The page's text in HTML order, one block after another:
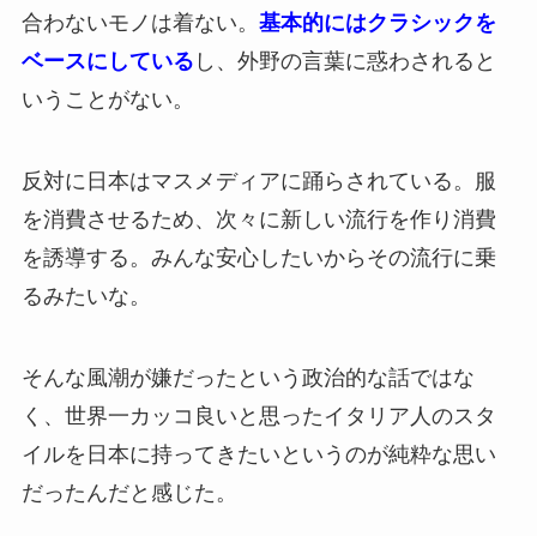
合わないモノは着ない。 基本的にはクラシックを
ベースにしている し、外野の言葉に惑わされると
いうことがない。
反対に日本はマスメディアに踊らされている。服
を消費させるため、次々に新しい流行を作り消費
を誘導する。みんな安心したいからその流行に乗
るみたいな。
そんな風潮が嫌だったという政治的な話ではな
く、世界一カッコ良いと思ったイタリア人のスタ
イルを日本に持ってきたいというのが純粋な思い
だったんだと感じた。